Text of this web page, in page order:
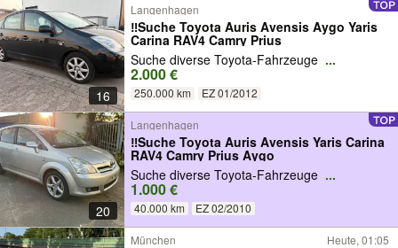
Merkliste
Nachrichten
Anzeige aufgeben
16
Langenhagen
‼️Suche Toyota Auris Avensis Aygo Yaris
Carina RAV4 Camry Prius
Suche diverse Toyota-Fahrzeuge ...
2.000 €
250.000 km EZ 01/2012
20
Langenhagen
‼️Suche Toyota Auris Avensis Yaris Carina
RAV4 Camry Prius Aygo
Suche diverse Toyota-Fahrzeuge ...
1.000 €
40.000 km EZ 02/2010
München Heute, 01:05